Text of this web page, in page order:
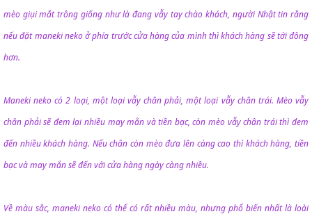
mèo giụi mắt trông giống như là đang vẫy tay chào khách, người Nhật tin rằng
nếu đặt maneki neko ở phía trước cửa hàng của mình thì khách hàng sẽ tới đông
hơn.
Maneki neko có 2 loại, một loại vẫy chân phải, một loại vẫy chân trái. Mèo vẫy
chân phải sẽ đem lại nhiều may mằn và tiền bạc, còn mèo vẫy chân trái thì đem
đến nhiều khách hàng. Nếu chân còn mèo đưa lên càng cao thì khách hàng, tiền
bạc và may mắn sẽ đến với cửa hàng ngày càng nhiều.
Về màu sắc, maneki neko có thể có rất nhiều màu, nhưng phổ biến nhất là loài